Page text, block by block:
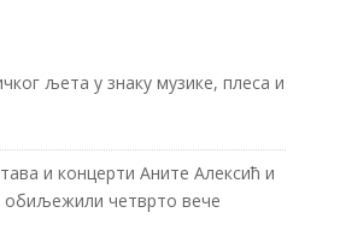
љета у знаку музике, плеса и
и концерти Аните Алексић и
четврто вече